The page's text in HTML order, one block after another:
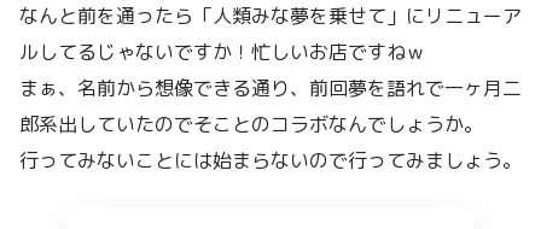
なんと前を通ったら「人類みな夢を乗せて」にリニューア
ルしてるじゃないですか！忙しいお店ですねｗ
まぁ、名前から想像できる通り、前回夢を語れで一ヶ月二
郎系出していたのでそことのコラボなんでしょうか。
行ってみないことには始まらないので行ってみましょう。